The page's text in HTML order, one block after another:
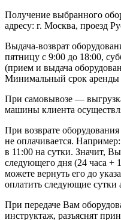
Получение выбранного
адресу: г. Москва, проезд
Выдача-возврат
пятницу с 9:00 до 18:00,
(прием и выдача
Минимальный срок аренды
При самовывозе —
машины клиента
При возврате
не оплачивается.
в 11:00 на сутки. Значит,
следующего дня (24 часа +
можете вернуть его до
оплатить следующие сутки
При передаче Вам
инструктаж, разъяснят